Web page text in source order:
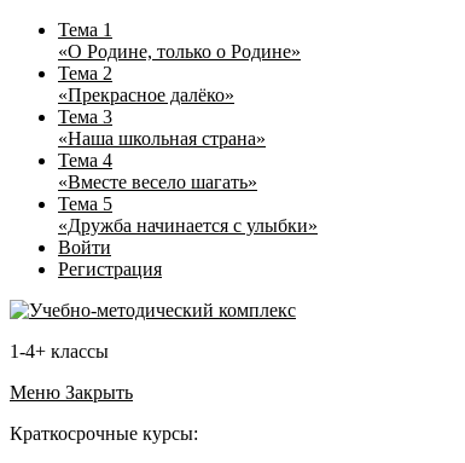
Тема 1
«О Родине, только о Родине»
Тема 2
«Прекрасное далёко»
Тема 3
«Наша школьная страна»
Тема 4
«Вместе весело шагать»
Тема 5
«Дружба начинается с улыбки»
Войти
Регистрация
1-4+ классы
Меню Закрыть
Краткосрочные курсы: